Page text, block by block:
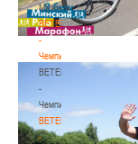
Мужчины
BETERA
-
Чемпионат
BETERA
-
Чемпионат
BETERA
-